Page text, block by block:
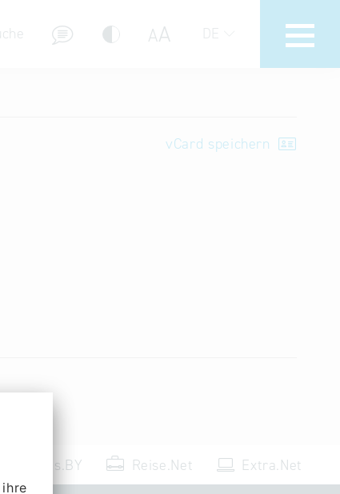
AA DE
Delegations- & Unternehmerreisen
vCard speichern
Events.BY Reise.Net Extra.Net